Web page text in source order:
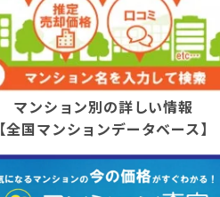
マンション別の詳しい情報
【全国マンションデータベース】